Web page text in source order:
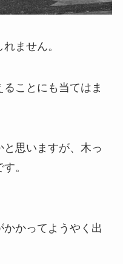
ません。
ことにも当てはま
思いますが、木っ
。
かってようやく出